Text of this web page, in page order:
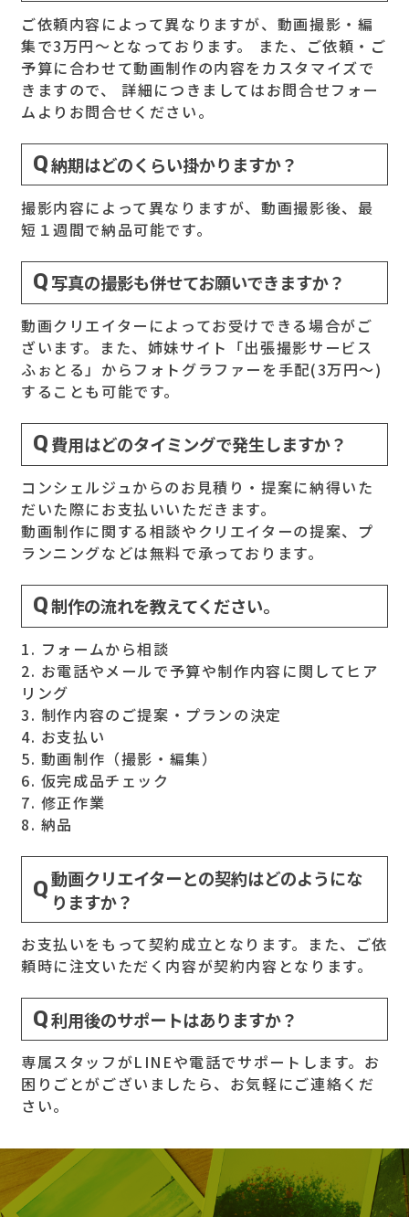
ご依頼内容によって異なりますが、動画撮影・編
集で3万円～となっております。 また、ご依頼・ご
予算に合わせて動画制作の内容をカスタマイズで
きますので、 詳細につきましてはお問合せフォー
ムよりお問合せください。
納期はどのくらい掛かりますか？
撮影内容によって異なりますが、動画撮影後、最
短１週間で納品可能です。
写真の撮影も併せてお願いできますか？
動画クリエイターによってお受けできる場合がご
ざいます。また、姉妹サイト「出張撮影サービス
ふぉとる」からフォトグラファーを手配(3万円～)
することも可能です。
費用はどのタイミングで発生しますか？
コンシェルジュからのお見積り・提案に納得いた
だいた際にお支払いいただきます。
動画制作に関する相談やクリエイターの提案、プ
ランニングなどは無料で承っております。
制作の流れを教えてください。
1. フォームから相談
2. お電話やメールで予算や制作内容に関してヒア
リング
3. 制作内容のご提案・プランの決定
4. お支払い
5. 動画制作（撮影・編集）
6. 仮完成品チェック
7. 修正作業
8. 納品
動画クリエイターとの契約はどのようにな
りますか？
お支払いをもって契約成立となります。また、ご依
頼時に注文いただく内容が契約内容となります。
利用後のサポートはありますか？
専属スタッフがLINEや電話でサポートします。お
困りごとがございましたら、お気軽にご連絡くだ
さい。